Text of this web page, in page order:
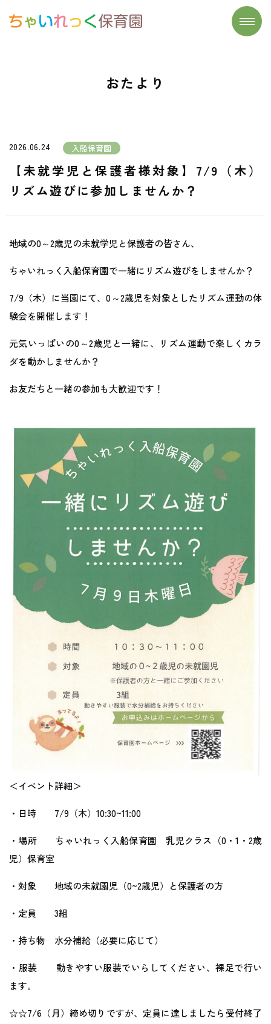
- 読み聞かせ
よくあるご質問
運営会社
採用サイト
おたより
2026.06.24 入船保育園
【未就学児と保護者様対象】7/9（木）
リズム遊びに参加しませんか？
地域の0～2歳児の未就学児と保護者の皆さん、
ちゃいれっく入船保育園で一緒にリズム遊びをしませんか？
7/9（木）に当園にて、0～2歳児を対象としたリズム運動の体
験会を開催します！
元気いっぱいの0～2歳児と一緒に、リズム運動で楽しくカラ
ダを動かしませんか？
お友だちと一緒の参加も大歓迎です！
＜イベント詳細＞
・日時 7/9（木）10:30~11:00
・場所 ちゃいれっく入船保育園 乳児クラス（0・1・2歳
児）保育室
・対象 地域の未就園児（0~2歳児）と保護者の方
・定員 3組
・持ち物 水分補給（必要に応じて）
・服装 動きやすい服装でいらしてください、裸足で行い
ます。
☆☆7/6（月）締め切りですが、定員に達しましたら受付終了